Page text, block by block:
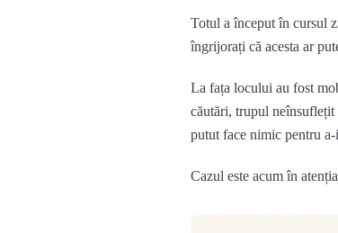
Totul a început în cursul
îngrijorați că acesta ar
La fața locului au fost
căutări, trupul neînsuflețit
putut face nimic pentru
Cazul este acum în